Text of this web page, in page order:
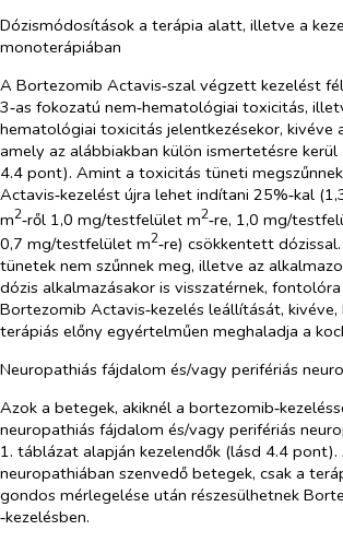
Dózismódosítások a terápia alatt, illetve a
monoterápiában
A Bortezomib Actavis‑szal végzett kezelést
3‑as fokozatú nem‑hematológiai toxicitás,
hematológiai toxicitás jelentkezésekor, kivéve
amely az alábbiakban külön ismertetésre kerül
4.4 pont). Amint a toxicitás tüneti
Actavis‑kezelést újra lehet indítani 25%‑kal
m2‑ről 1,0 mg/testfelület m2‑re, 1,0 mg/
0,7 mg/testfelület m2‑re) csökkentett
tünetek nem szűnnek meg, illetve az
dózis alkalmazásakor is visszatérnek,
Bortezomib Actavis‑kezelés leállítását,
terápiás előny egyértelműen meghaladja a
Neuropathiás fájdalom és/vagy perifériás
Azok a betegek, akiknél a
neuropathiás fájdalom és/vagy perifériás
1. táblázat alapján kezelendők (lásd 4.4 pont).
neuropathiában szenvedő betegek, csak a
gondos mérlegelése után részesülhetnek
‑kezelésben.